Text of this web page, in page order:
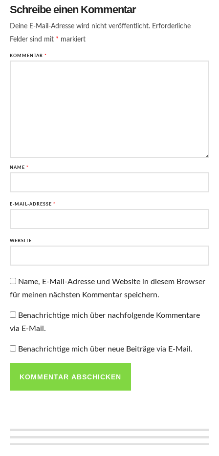
Schreibe einen Kommentar
Deine E-Mail-Adresse wird nicht veröffentlicht. Erforderliche
Felder sind mit * markiert
KOMMENTAR *
NAME *
E-MAIL-ADRESSE *
WEBSITE
Name, E-Mail-Adresse und Website in diesem Browser
für meinen nächsten Kommentar speichern.
Benachrichtige mich über nachfolgende Kommentare
via E-Mail.
Benachrichtige mich über neue Beiträge via E-Mail.